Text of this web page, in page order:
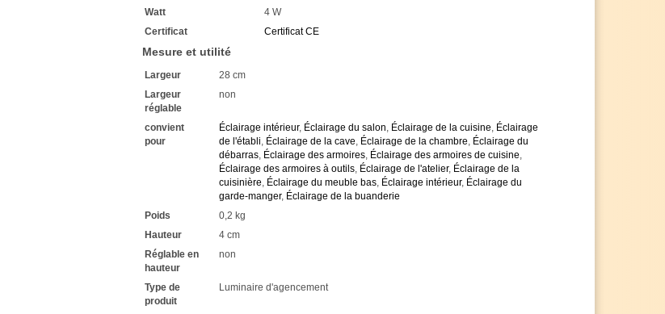
Watt
4 W
Certificat
Certificat CE
Mesure et utilité
Largeur
28 cm
Largeur
réglable
non
convient
pour
Éclairage intérieur, Éclairage du salon, Éclairage de la cuisine, Éclairage
de l'établi, Éclairage de la cave, Éclairage de la chambre, Éclairage du
débarras, Éclairage des armoires, Éclairage des armoires de cuisine,
Éclairage des armoires à outils, Éclairage de l'atelier, Éclairage de la
cuisinière, Éclairage du meuble bas, Éclairage intérieur, Éclairage du
garde-manger, Éclairage de la buanderie
Poids
0,2 kg
Hauteur
4 cm
Réglable en
hauteur
non
Type de
produit
Luminaire d'agencement